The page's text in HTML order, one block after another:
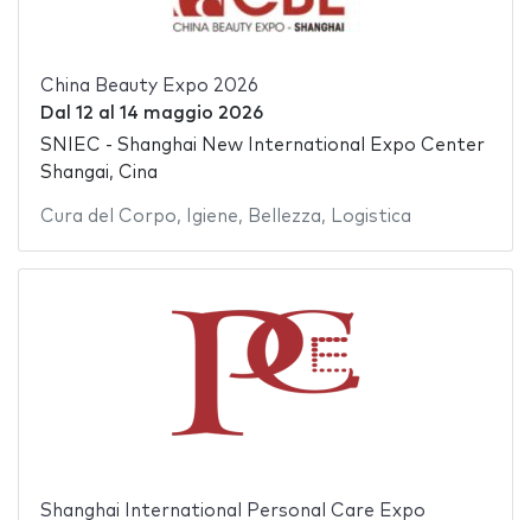
China Beauty Expo 2026
Dal 12 al 14 maggio 2026
SNIEC - Shanghai New International Expo Center
Shangai, Cina
Cura del Corpo, Igiene, Bellezza, Logistica
Shanghai International Personal Care Expo